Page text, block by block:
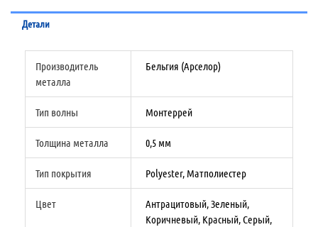
Детали
Производитель
металла
Бельгия (Арселор)
Тип волны Монтеррей
Толщина металла 0,5 мм
Тип покрытия Polyester, Матполиестер
Цвет
Антрацитовый, Зеленый,
Коричневый, Красный, Серый,